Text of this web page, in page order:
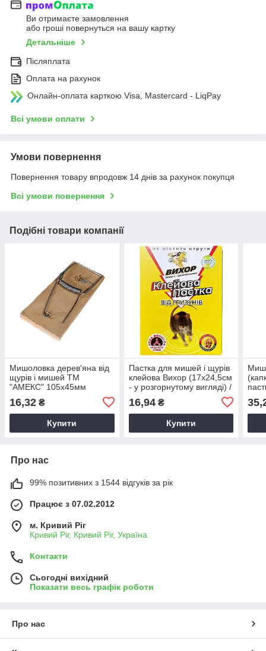
Ви отримаєте замовлення
або гроші повернуться на вашу картку
Детальніше
Післяплата
Оплата на рахунок
Онлайн-оплата карткою Visa, Mastercard - LiqPay
Всі умови оплати
Умови повернення
Повернення товару впродовж 14 днів за рахунок покупця
Всі умови повернення
Подібні товари компанії
Мишоловка дерев'яна від
щурів і мишей ТМ
"АМЕКС" 105х45мм
механічна
16,32 ₴
Купити
Пастка для мишей і щурів
клейова Вихор (17х24,5см
- у розгорнутому вигляді) /
клейовій основі від
гризунів
16,94₴
Купити
Про нас
99% позитивних з 1544 відгуків за рік
Працює з 07.02.2012
м. Кривий Ріг
Кривий Ріг, Кривий Ріг, Україна
Контакти
Сьогодні вихідний
Показати весь графік роботи
Про нас